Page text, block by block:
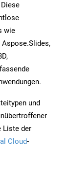
wie
Aspose.Slides,
und
Liste der
Cloud-